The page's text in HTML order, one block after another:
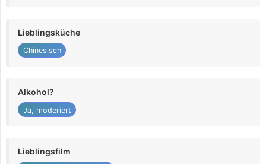
Lieblingsküche
Chinesisch
Alkohol?
Ja, moderiert
Lieblingsfilm